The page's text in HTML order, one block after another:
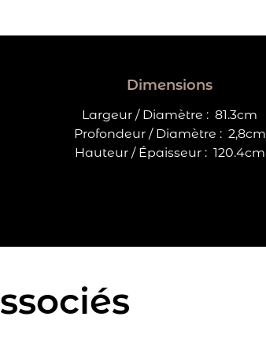
Dimensions
Largeur / Diamètre : 81.3cm
Profondeur / Diamètre : 2,8cm
Hauteur / Épaisseur : 120.4cm